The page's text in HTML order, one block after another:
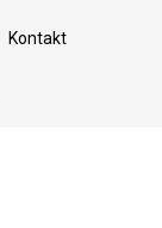
Kontakt